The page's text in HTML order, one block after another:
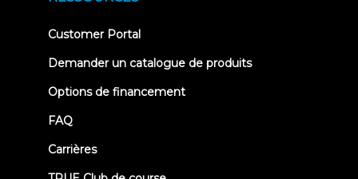
Customer Portal(opens
new
Demander un catalogue de produits
Options de financement
FAQ
Carrières